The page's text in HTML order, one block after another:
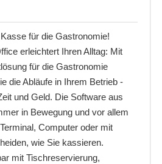
für die Gastronomie!
erleichtert Ihren Alltag: Mit
für die Gastronomie
die Abläufe in Ihrem Betrieb -
und Geld. Die Software aus
in Bewegung und vor allem
Computer oder mit
wie Sie kassieren.
mit Tischreservierung,